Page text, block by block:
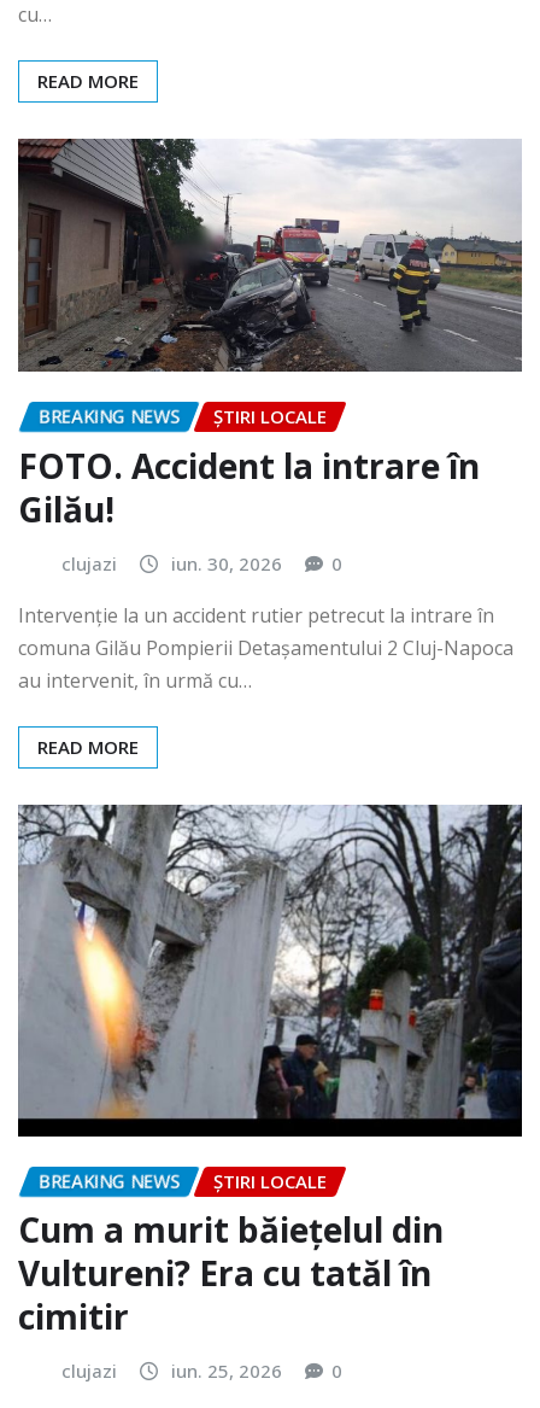
cu…
READ MORE
BREAKING NEWS ȘTIRI LOCALE
FOTO. Accident la intrare în
Gilău!
clujazi iun. 30, 2026 0
Intervenție la un accident rutier petrecut la intrare în
comuna Gilău Pompierii Detașamentului 2 Cluj-Napoca
au intervenit, în urmă cu…
READ MORE
BREAKING NEWS ȘTIRI LOCALE
Cum a murit băiețelul din
Vultureni? Era cu tatăl în
cimitir
clujazi iun. 25, 2026 0